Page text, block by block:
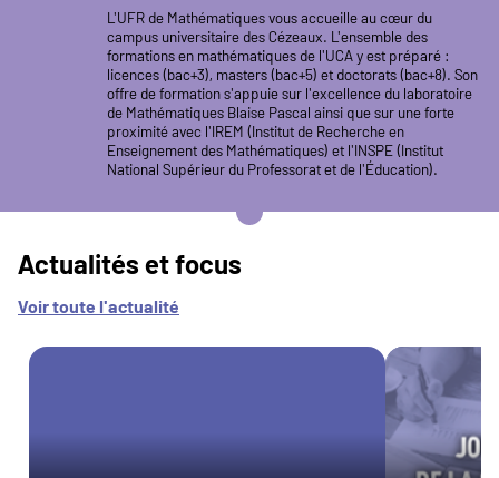
L'UFR de Mathématiques vous accueille au cœur du
campus universitaire des Cézeaux. L'ensemble des
formations en mathématiques de l'UCA y est préparé :
licences (bac+3), masters (bac+5) et doctorats (bac+8). Son
offre de formation s'appuie sur l'excellence du laboratoire
de Mathématiques Blaise Pascal ainsi que sur une forte
proximité avec l'IREM (Institut de Recherche en
Enseignement des Mathématiques) et l'INSPE (Institut
National Supérieur du Professorat et de l'Éducation).
Actualités et focus
Voir toute l'actualité